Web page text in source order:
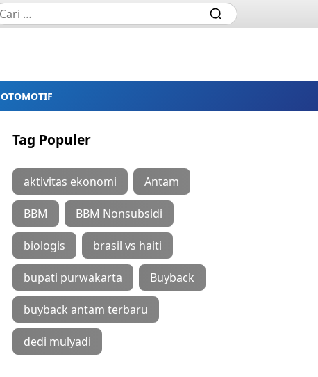
OTOMOTIF
Tag Populer
aktivitas ekonomi Antam
BBM BBM Nonsubsidi
biologis brasil vs haiti
bupati purwakarta Buyback
buyback antam terbaru
dedi mulyadi